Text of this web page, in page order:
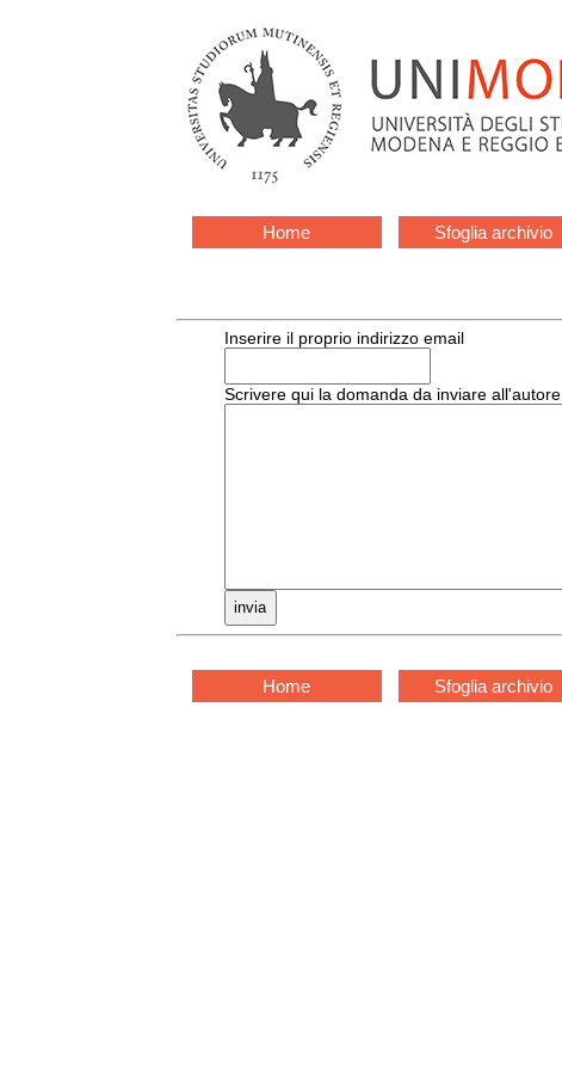
Home Sfoglia archivio
Inserire il proprio indirizzo email
Scrivere qui la domanda da inviare all'autore
Home Sfoglia archivio